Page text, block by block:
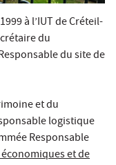
à l’IUT de Créteil-
du
du site de
et du
logistique
Responsable
et de